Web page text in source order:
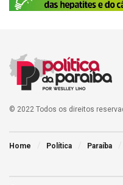
© 2022 Todos os direitos
Home Política Paraíba